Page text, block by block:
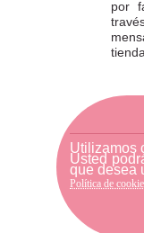
Utilizamos
Usted
que desea
Política de
por
Si
en